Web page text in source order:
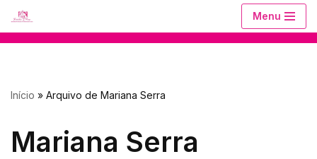
conteúdo
Menu
Início » Arquivo de Mariana Serra
Mariana Serra